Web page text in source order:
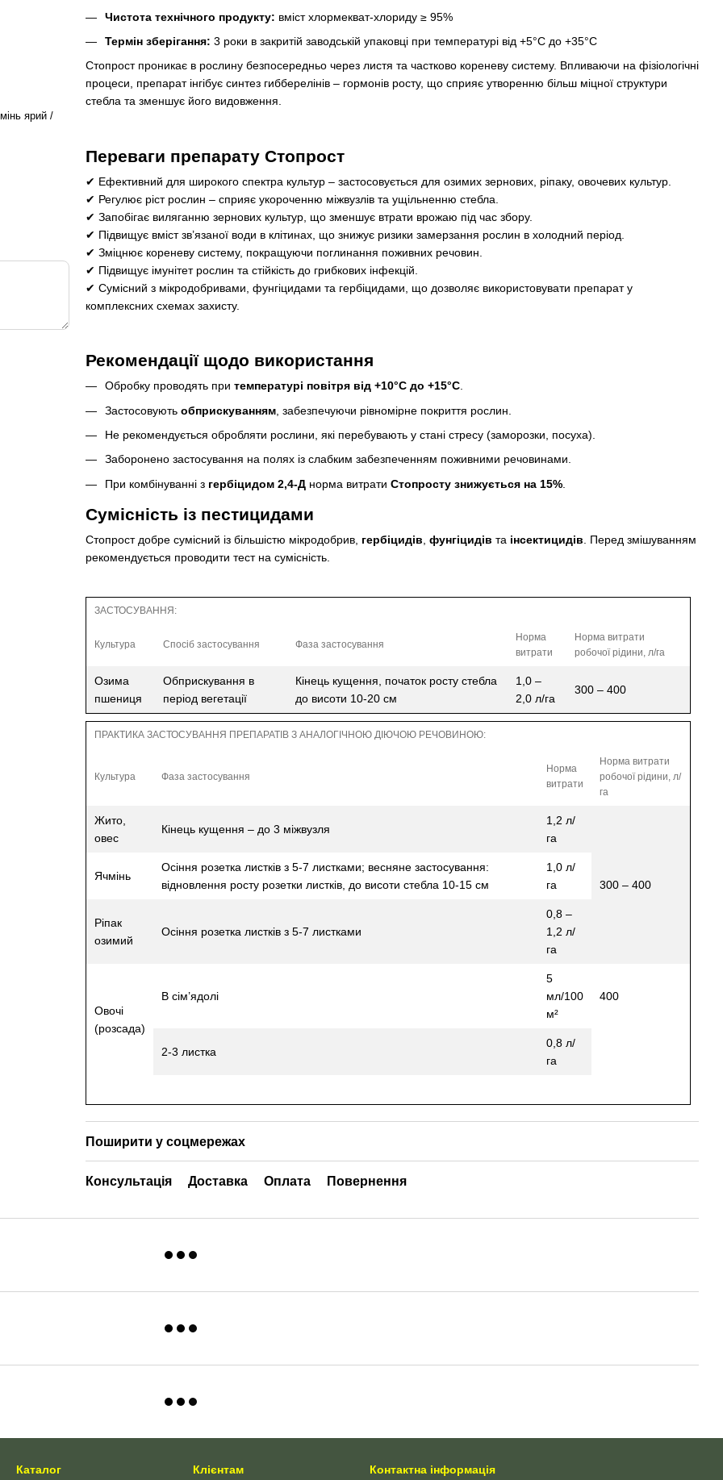
ярий /
Чистота технічного продукту: вміст хлормекват-хлориду ≥ 95%
Термін зберігання: 3 роки в закритій заводській упаковці при температурі від +5°C до +35°C
Стопрост проникає в рослину безпосередньо через листя та частково кореневу систему. Впливаючи на фізіологічні
процеси, препарат інгібує синтез гибберелінів – гормонів росту, що сприяє утворенню більш міцної структури
стебла та зменшує його видовження.
Переваги препарату Стопрост
✔ Ефективний для широкого спектра культур – застосовується для озимих зернових, ріпаку, овочевих культур.
✔ Регулює ріст рослин – сприяє укороченню міжвузлів та ущільненню стебла.
✔ Запобігає виляганню зернових культур, що зменшує втрати врожаю під час збору.
✔ Підвищує вміст зв’язаної води в клітинах, що знижує ризики замерзання рослин в холодний період.
✔ Зміцнює кореневу систему, покращуючи поглинання поживних речовин.
✔ Підвищує імунітет рослин та стійкість до грибкових інфекцій.
✔ Сумісний з мікродобривами, фунгіцидами та гербіцидами, що дозволяє використовувати препарат у
комплексних схемах захисту.
Рекомендації щодо використання
Обробку проводять при температурі повітря від +10°C до +15°C.
Застосовують обприскуванням, забезпечуючи рівномірне покриття рослин.
Не рекомендується обробляти рослини, які перебувають у стані стресу (заморозки, посуха).
Заборонено застосування на полях із слабким забезпеченням поживними речовинами.
При комбінуванні з гербіцидом 2,4-Днорма витрати Стопросту знижується на 15%.
Сумісність із пестицидами
Стопрост добре сумісний із більшістю мікродобрив, гербіцидів фунгіцидів та інсектицидів . Перед змішуванням
рекомендується проводити тест на сумісність.
ЗАСТОСУВАННЯ:
Культура Спосіб застосування Фаза застосування
Норма
витрати
Норма витрати
робочої рідини, л/га
Озима
пшениця
Обприскування в
період вегетації
Кінець кущення, початок росту стебла
до висоти 10-20 см
1,0 –
2,0 л/га
300 – 400
ПРАКТИКА ЗАСТОСУВАННЯ ПРЕПАРАТІВ З АНАЛОГІЧНОЮ ДІЮЧОЮ РЕЧОВИНОЮ:
Культура Фаза застосування
Норма
витрати
Норма витрати
робочої рідини, л/
га
Жито,
овес
Кінець кущення – до 3 міжвузля
1,2 л/
га
300 – 400
Ячмінь
Осіння розетка листків з 5-7 листками; весняне застосування:
відновлення росту розетки листків, до висоти стебла 10-15 см
1,0 л/
га
Ріпак
озимий
Осіння розетка листків з 5-7 листками
0,8 –
1,2 л/
га
Овочі
(розсада)
В сім’ядолі
5
мл/100
м²
400
2-3 листка
0,8 л/
га
Поширити у соцмережах
Консультація Доставка Оплата Повернення
Каталог Клієнтам Контактна інформація